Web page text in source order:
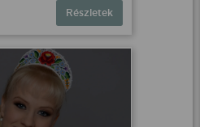
Részletek